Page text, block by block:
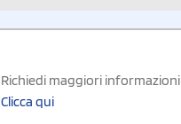
Richiedi maggiori informazioni
Clicca qui